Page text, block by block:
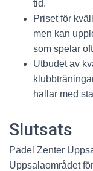
tid.
Priset för
men kan
som spelar
Utbudet av
hallar med
Slutsats
Padel Zenter
Uppsalaområdet